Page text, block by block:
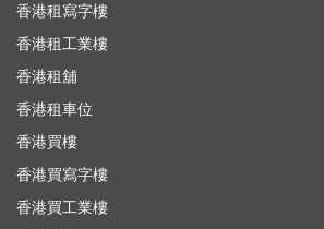
香港租寫字樓
香港租工業樓
香港租舖
香港租車位
香港買樓
香港買寫字樓
香港買工業樓